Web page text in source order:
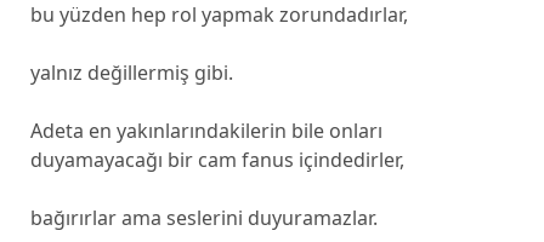
bu yüzden hep rol yapmak zorundadırlar,
yalnız değillermiş gibi.
Adeta en yakınlarındakilerin bile onları
duyamayacağı bir cam fanus içindedirler,
bağırırlar ama seslerini duyuramazlar.